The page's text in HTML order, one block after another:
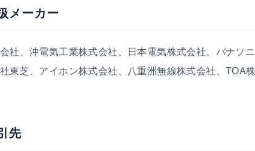
メーカー
社、沖電気工業株式会社、日本電気株式会社、パナソ
東芝、アイホン株式会社、八重洲無線株式会社、TOA
先